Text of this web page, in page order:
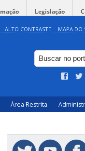
Legislação
ALTO CONTRASTE MAPA DO
Área Restrita